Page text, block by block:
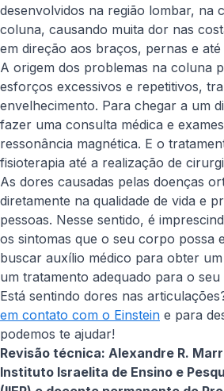
desenvolvidos na região lombar, na
coluna, causando muita dor nas
em direção aos braços, pernas e
A origem dos problemas na coluna
esforços excessivos e repetitivos,
envelhecimento. Para chegar a um
fazer uma consulta médica e
ressonância magnética. E o
fisioterapia até a realização de
As dores causadas pelas doenças
diretamente na qualidade de vida e
pessoas. Nesse sentido, é
os sintomas que o seu corpo possa
buscar auxílio médico para obter
um tratamento adequado para o seu
Está sentindo dores nas
em contato com o Einstein e para
podemos te ajudar!
Revisão técnica: Alexandre R.
Instituto Israelita de Ensino e